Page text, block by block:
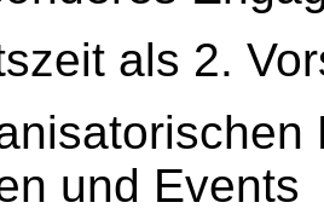
als 2.
und Events